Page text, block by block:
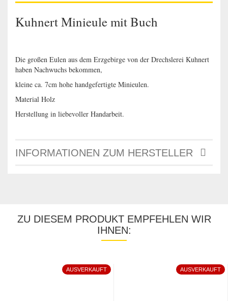
Kuhnert Minieule mit Buch
Die großen Eulen aus dem Erzgebirge von der Drechslerei Kuhnert
haben Nachwuchs bekommen,
kleine ca. 7cm hohe handgefertigte Minieulen.
Material Holz
Herstellung in liebevoller Handarbeit.
INFORMATIONEN ZUM HERSTELLER
ZU DIESEM PRODUKT EMPFEHLEN WIR
IHNEN:
AUSVERKAUFT AUSVERKAUFT